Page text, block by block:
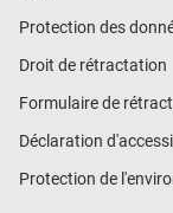
Protection des
Droit de rétractation
Formulaire de
Déclaration
Protection de